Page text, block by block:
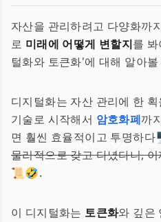
자산을 관리하려고 다양화까
로 미래에 어떻게 변할지를
털화와 토큰화'에 대해 알아
디지털화는 자산 관리에 한
기술로 시작해서 암호화폐까
면 훨씬 효율적이고 투명하
물리적으로 갖고 다녔다니,
📜🤣.
이 디지털화는 토큰화와 깊은